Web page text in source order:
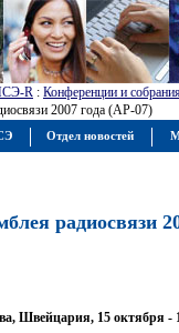
R : Конференции и
2007 года (АР-07)
радиосвязи
Швейцария, 15 октября -
Отдел новостей